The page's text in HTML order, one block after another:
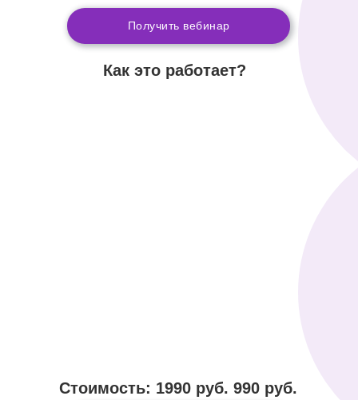
Получить вебинар
Стоимость: 1990 руб. 990 руб.
Как это работает?